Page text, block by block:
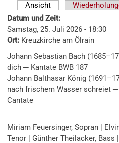
Haupt-
Reiter
Ansicht (aktiver Reiter)
Datum und Zeit:
Samstag, 25. Juli 2026 - 18:30
Ort: Kreuzkirche am Ölrain
Johann Sebastian Bach
dich ─ Kantate BWB 187
Johann Balthasar König
nach frischem Wasser schreiet
Cantate
Miriam Feuersinger, Sopran |
Tenor | Günther Theilacker,